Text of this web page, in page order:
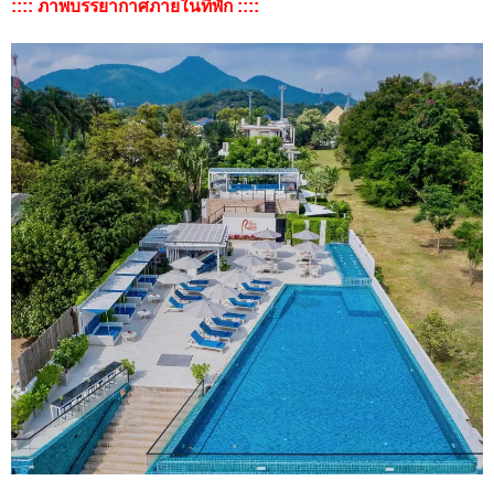
:::: ภาพบรรยากาศภายในที่พัก ::::